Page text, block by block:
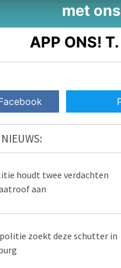
met
APP ONS! T.
houdt twee verdachten
aan
zoekt deze schutter in